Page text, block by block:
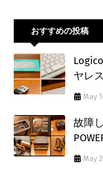
おすすめの投稿
ヤレ
May
故障
May